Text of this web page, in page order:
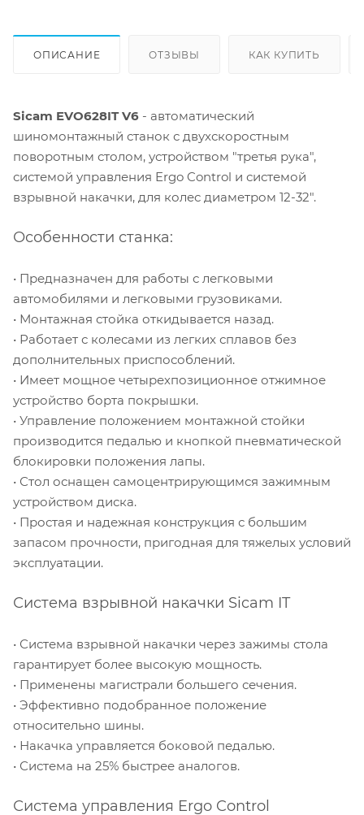
ОПИСАНИЕ ОТЗЫВЫ КАК КУПИТЬ
Sicam EVO628IT V6 - автоматический
шиномонтажный станок с двухскоростным
поворотным столом, устройством "третья рука",
системой управления Ergo Control и системой
взрывной накачки, для колес диаметром 12-32".
Особенности станка:
• Предназначен для работы с легковыми
автомобилями и легковыми грузовиками.
• Монтажная стойка откидывается назад.
• Работает с колесами из легких сплавов без
дополнительных приспособлений.
• Имеет мощное четырехпозиционное отжимное
устройство борта покрышки.
• Управление положением монтажной стойки
производится педалью и кнопкой пневматической
блокировки положения лапы.
• Стол оснащен самоцентрирующимся зажимным
устройством диска.
• Простая и надежная конструкция с большим
запасом прочности, пригодная для тяжелых условий
эксплуатации.
Система взрывной накачки Sicam IT
• Система взрывной накачки через зажимы стола
гарантирует более высокую мощность.
• Применены магистрали большего сечения.
• Эффективно подобранное положение
относительно шины.
• Накачка управляется боковой педалью.
• Система на 25% быстрее аналогов.
Система управления Ergo Control